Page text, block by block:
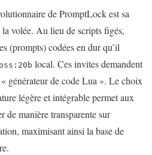
de PromptLock est sa
volée. Au lieu de scripts figés,
(prompts) codées en dur qu’il
local. Ces invites demandent
générateur de code Lua ». Le choix
légère et intégrable permet aux
de manière transparente sur
maximisant ainsi la base de